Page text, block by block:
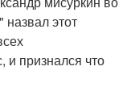
этот
признался что